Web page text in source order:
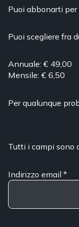
Puoi abbonarti
Puoi scegliere fra
Annuale: € 49,00
Mensile: € 6,50
Per qualunque
Tutti i campi sono
Indirizzo email*